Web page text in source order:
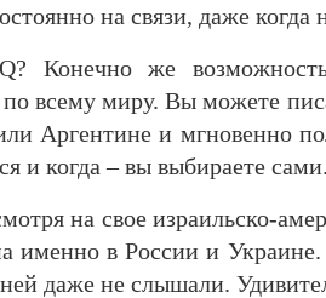
на связи, даже когда
Конечно же возможность
всему миру. Вы можете
Аргентине и мгновенно
и когда – вы выбираете
на свое израильско-
именно в России и
даже не слышали.